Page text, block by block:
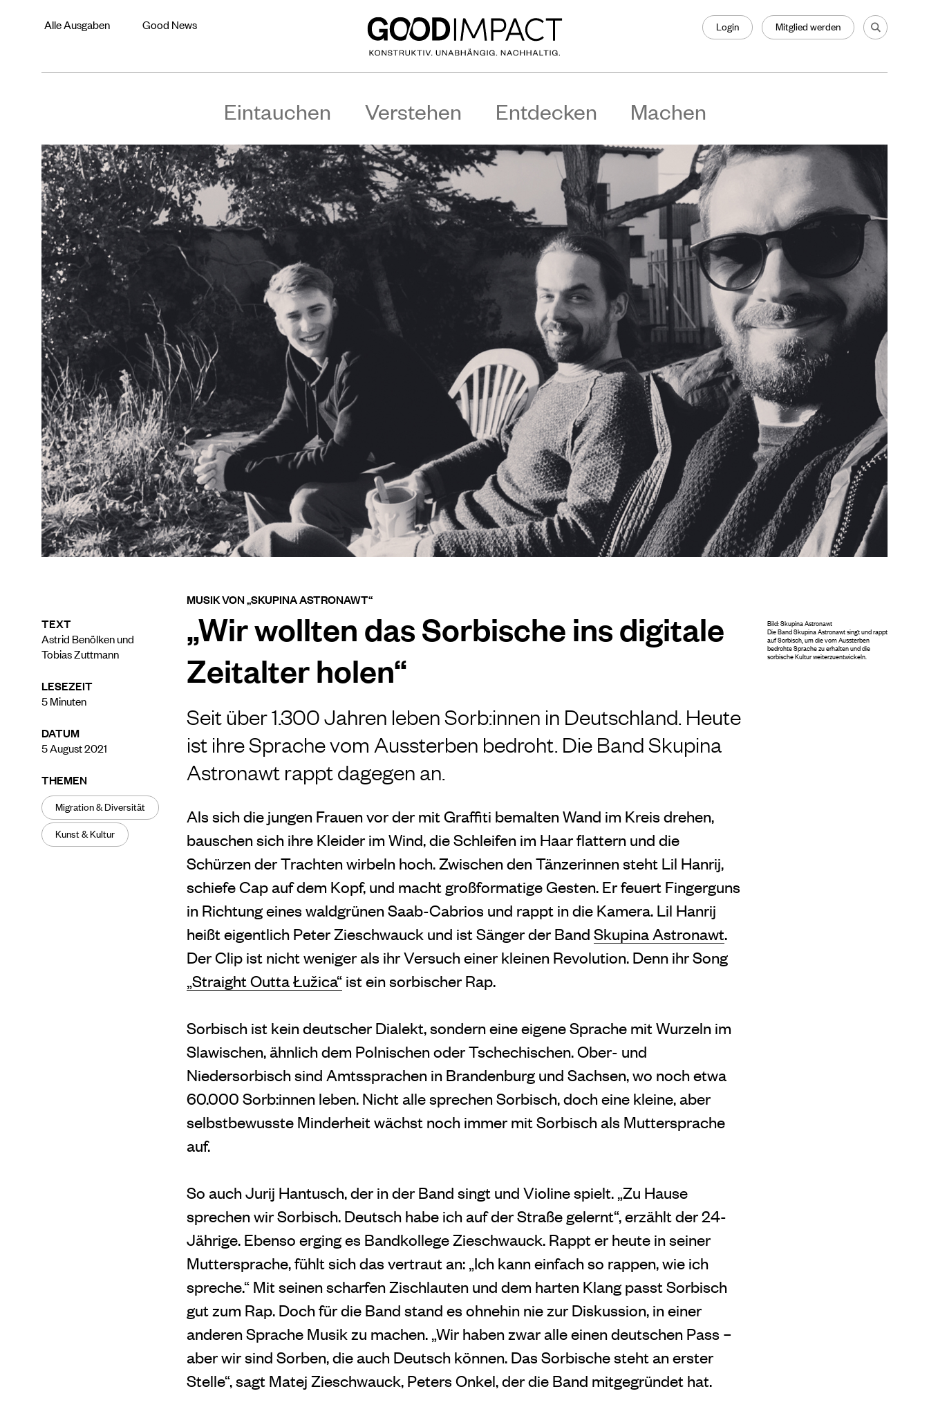
Alle Ausgaben Good News Login Mitglied werden
Eintauchen Verstehen Entdecken Machen
TEXT
Astrid Benölken und
Tobias Zuttmann
LESEZEIT
5Minuten
DATUM
5 August 2021
THEMEN
Migration & Diversität
Kunst & Kultur
MUSIK VON „SKUPINA ASTRONAWT“
„Wir wollten das Sorbische ins digitale
Zeitalter holen“
Seit über 1.300 Jahren leben Sorb:innen in Deutschland. Heute
ist ihre Sprache vom Aussterben bedroht. Die Band Skupina
Astronawt rappt dagegen an.
Als sich die jungen Frauen vor der mit Graffiti bemalten Wand im Kreis drehen,
bauschen sich ihre Kleider im Wind, die Schleifen im Haar flattern und die
Schürzen der Trachten wirbeln hoch. Zwischen den Tänzerinnen steht Lil Hanrij,
schiefe Cap auf dem Kopf, und macht großformatige Gesten. Er feuert Fingerguns
in Richtung eines waldgrünen Saab-Cabrios und rappt in die Kamera. Lil Hanrij
heißt eigentlich Peter Zieschwauck und ist Sänger der Band Skupina Astronawt.
Der Clip ist nicht weniger als ihr Versuch einer kleinen Revolution. Denn ihr Song
„Straight Outta Łužica“ ist ein sorbischer Rap.
Sorbisch ist kein deutscher Dialekt, sondern eine eigene Sprache mit Wurzeln im
Slawischen, ähnlich dem Polnischen oder Tschechischen. Ober- und
Niedersorbisch sind Amtssprachen in Brandenburg und Sachsen, wo noch etwa
60.000 Sorb:innen leben. Nicht alle sprechen Sorbisch, doch eine kleine, aber
selbstbewusste Minderheit wächst noch immer mit Sorbisch als Muttersprache
auf.
So auch Jurij Hantusch, der in der Band singt und Violine spielt. „Zu Hause
sprechen wir Sorbisch. Deutsch habe ich auf der Straße gelernt“, erzählt der 24-
Jährige. Ebenso erging es Bandkollege Zieschwauck. Rappt er heute in seiner
Muttersprache, fühlt sich das vertraut an: „Ich kann einfach so rappen, wie ich
spreche.“ Mit seinen scharfen Zischlauten und dem harten Klang passt Sorbisch
gut zum Rap. Doch für die Band stand es ohnehin nie zur Diskussion, in einer
anderen Sprache Musik zu machen. „Wir haben zwar alle einen deutschen Pass –
aber wir sind Sorben, die auch Deutsch können. Das Sorbische steht an erster
Stelle“, sagt Matej Zieschwauck, Peters Onkel, der die Band mitgegründet hat.
Bild: Skupina Astronawt
Die Band Skupina Astronawt singt und rappt
auf Sorbisch, um die vom Aussterben
bedrohte Sprache zu erhalten und die
sorbische Kultur weiterzuentwickeln.